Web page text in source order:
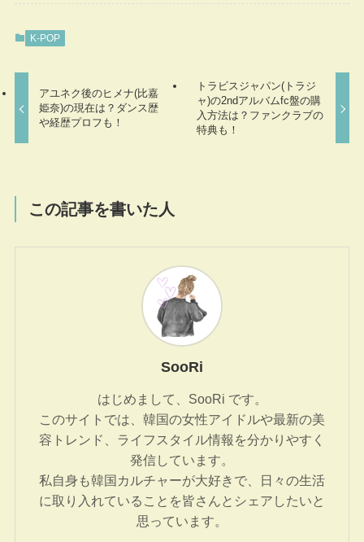
K-POP
アユネク後のヒメナ(比嘉
姫奈)の現在は？ダンス歴
や経歴プロフも！
トラビスジャパン(トラジ
ャ)の2ndアルバムfc盤の購
入方法は？ファンクラブの
特典も！
この記事を書いた人
SooRi
はじめまして、SooRi です。
このサイトでは、韓国の女性アイドルや最新の美
容トレンド、ライフスタイル情報を分かりやすく
発信しています。
私自身も韓国カルチャーが大好きで、日々の生活
に取り入れていることを皆さんとシェアしたいと
思っています。